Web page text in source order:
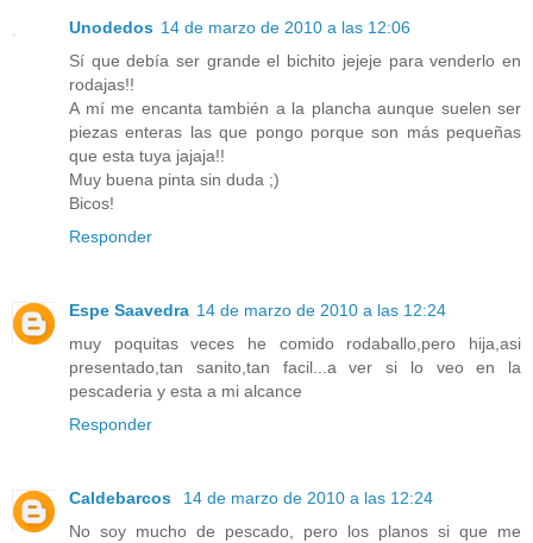
Unodedos 14 de marzo de 2010 a las 12:06
Sí que debía ser grande el bichito jejeje para venderlo en
rodajas!!
A mí me encanta también a la plancha aunque suelen ser
piezas enteras las que pongo porque son más pequeñas
que esta tuya jajaja!!
Muy buena pinta sin duda ;)
Bicos!
Responder
Espe Saavedra 14 de marzo de 2010 a las 12:24
muy poquitas veces he comido rodaballo,pero hija,asi
presentado,tan sanito,tan facil...a ver si lo veo en la
pescaderia y esta a mi alcance
Responder
Caldebarcos
14 de marzo de 2010 a las 12:24
No soy mucho de pescado, pero los planos si que me